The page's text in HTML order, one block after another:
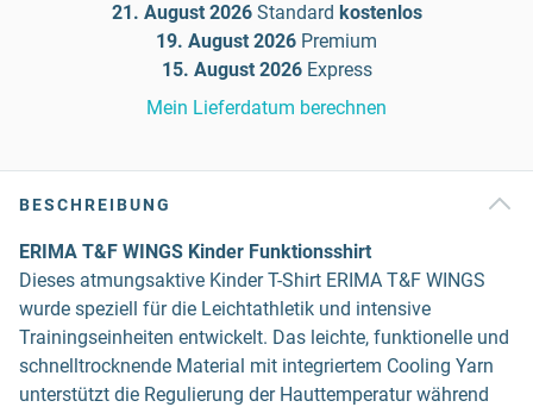
21. August 2026 Standard kostenlos
19. August 2026 Premium
15. August 2026 Express
Mein Lieferdatum berechnen
BESCHREIBUNG
ERIMA T&F WINGS Kinder Funktionsshirt
Dieses atmungsaktive Kinder T-Shirt ERIMA T&F WINGS
wurde speziell für die Leichtathletik und intensive
Trainingseinheiten entwickelt. Das leichte, funktionelle und
schnelltrocknende Material mit integriertem Cooling Yarn
unterstützt die Regulierung der Hauttemperatur während